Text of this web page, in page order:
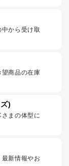
から受け取
商品の在庫
)
まの体型に
新情報やお